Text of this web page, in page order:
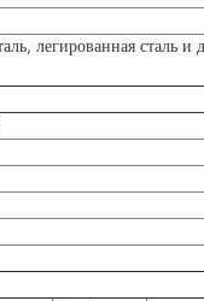
легированная сталь и